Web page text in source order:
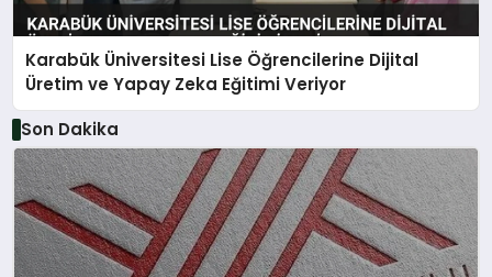
Karabük Üniversitesi Lise Öğrencilerine Dijital
Üretim ve Yapay Zeka Eğitimi Veriyor
Son Dakika